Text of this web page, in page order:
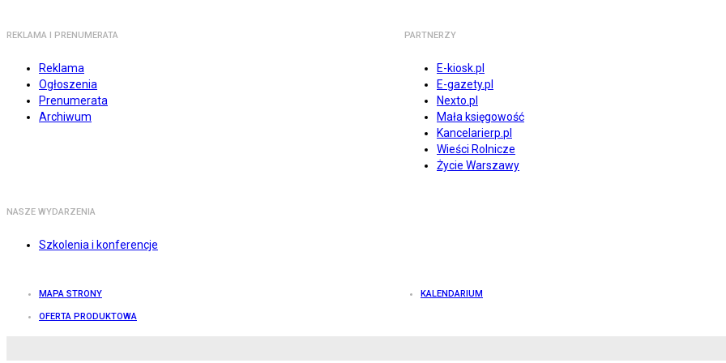
REKLAMA I PRENUMERATA
Reklama
Ogłoszenia
Prenumerata
Archiwum
PARTNERZY
E-kiosk.pl
E-gazety.pl
Nexto.pl
Mała księgowość
Kancelarierp.pl
Wieści Rolnicze
Życie Warszawy
NASZE WYDARZENIA
Szkolenia i konferencje
MAPA STRONY KALENDARIUM
OFERTA PRODUKTOWA